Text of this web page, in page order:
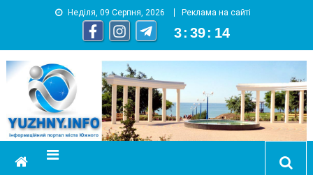
Неділя, 09 Серпня, 2026 Реклама на сайті
3 : 39 : 14
YUZHNY.INFO
информационный портал города Южный